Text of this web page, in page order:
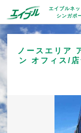
エイブルネ
シンガポ
ノースエリア
ン オフィス/